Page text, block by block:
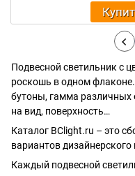
Подвесной светильник с
роскошь в одном
бутоны, гамма различных
на вид, поверхность…
Каталог BClight.ru – это
вариантов дизайнерского
Каждый подвесной